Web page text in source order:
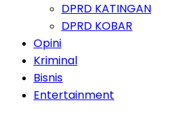
DPRD KATINGAN
DPRD KOBAR
Opini
Kriminal
Bisnis
Entertainment